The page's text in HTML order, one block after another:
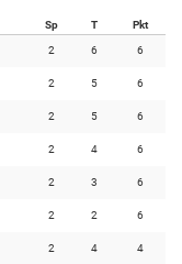
Sp T Pkt
2 6 6
2 5 6
2 5 6
2 4 6
2 3 6
2 2 6
2 4 4